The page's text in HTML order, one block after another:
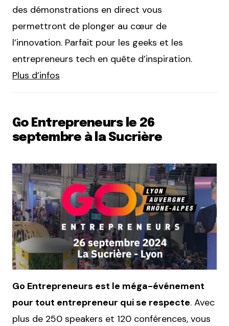
des démonstrations en direct vous
permettront de plonger au cœur de
l’innovation. Parfait pour les geeks et les
entrepreneurs tech en quête d’inspiration.
Plus d’infos
Go Entrepreneurs le 26
septembre à la Sucrière
Go Entrepreneurs est le méga-événement
pour tout entrepreneur qui se respecte. Avec
plus de 250 speakers et 120 conférences, vous